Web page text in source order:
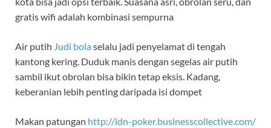
gratis wifi adalah kombinasi sempurna
Air putih Judi bolaselalu jadi penyelamat di tengah
kantong kering. Duduk manis dengan segelas air putih
sambil ikut obrolan bisa bikin tetap eksis. Kadang,
keberanian lebih penting daripada isi dompet
Makan patungan http://idn-poker.businesscollective.com/